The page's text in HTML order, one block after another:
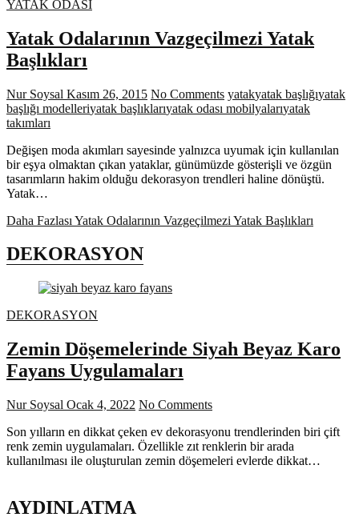
YATAK ODASI
Yatak Odalarının Vazgeçilmezi Yatak
Başlıkları
Nur Soysal Kasım 26, 2015 No Comments yatakyatak başlığıyatak
başlığı modelleriyatak başlıklarıyatak odası mobilyalarıyatak
takımları
Değişen moda akımları sayesinde yalnızca uyumak için kullanılan
bir eşya olmaktan çıkan yataklar, günümüzde gösterişli ve özgün
tasarımların hakim olduğu dekorasyon trendleri haline dönüştü.
Yatak…
Daha Fazlası Yatak Odalarının Vazgeçilmezi Yatak Başlıkları
DEKORASYON
DEKORASYON
Zemin Döşemelerinde Siyah Beyaz Karo
Fayans Uygulamaları
Nur Soysal Ocak 4, 2022 No Comments
Son yılların en dikkat çeken ev dekorasyonu trendlerinden biri çift
renk zemin uygulamaları. Özellikle zıt renklerin bir arada
kullanılması ile oluşturulan zemin döşemeleri evlerde dikkat…
AYDINLATMA